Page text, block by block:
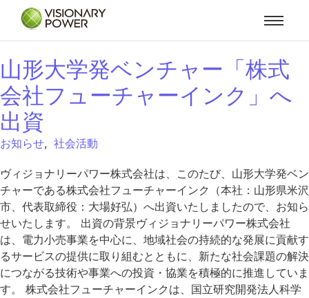
山形大学発ベンチャー「株式
会社フューチャーインク」へ
出資
お知らせ, 社会活動
ヴィジョナリーパワー株式会社は、このたび、山形大学発ベン
チャーである株式会社フューチャーインク（本社：山形県米沢
市、代表取締役：大場好弘）へ出資いたしましたので、お知ら
せいたします。 出資の背景ヴィジョナリーパワー株式会社
は、電力小売事業を中心に、地域社会の持続的な発展に貢献す
るサービスの提供に取り組むとともに、新たな社会課題の解決
につながる技術や事業への投資・協業を積極的に推進していま
す。 株式会社フューチャーインクは、国立研究開発法人科学